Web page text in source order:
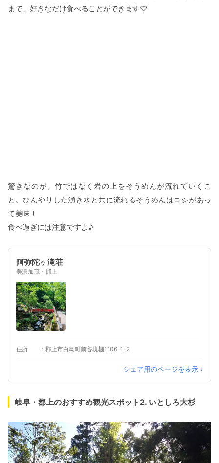
まで、好きなだけ食べることができます♡
驚きなのが、竹ではなく岩の上をそうめんが流れていくこ
と。ひんやりした湧き水と共に流れるそうめんはコシがあっ
て美味！
食べ過ぎには注意ですよ♪
阿弥陀ヶ滝荘
美濃加茂・郡上
住所 郡上市白鳥町前谷境棚1106-1-2
シェア用のページを表示 ›
岐阜・郡上のおすすめ観光スポット2. いとしろ大杉